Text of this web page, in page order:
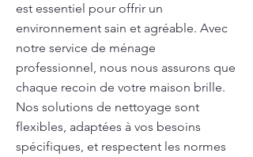
est essentiel pour offrir un
environnement sain et agréable. Avec
notre service de ménage
professionnel, nous nous assurons que
chaque recoin de votre maison brille.
Nos solutions de nettoyage sont
flexibles, adaptées à vos besoins
spécifiques, et respectent les normes